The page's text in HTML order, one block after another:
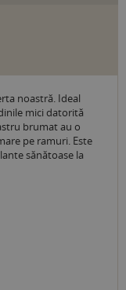
noastră. Ideal
mici datorită
brumat au o
pe ramuri. Este
sănătoase la